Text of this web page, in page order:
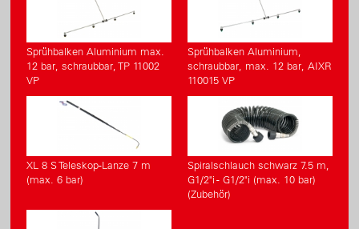
Sprühbalken Aluminium max.
12 bar, schraubbar, TP 11002
VP
Sprühbalken Aluminium,
schraubbar, max. 12 bar, AIXR
110015 VP
XL 8 S Teleskop-Lanze 7 m
(max. 6 bar)
Spiralschlauch schwarz 7.5 m,
G1/2"i - G1/2"i (max. 10 bar)
(Zubehör)